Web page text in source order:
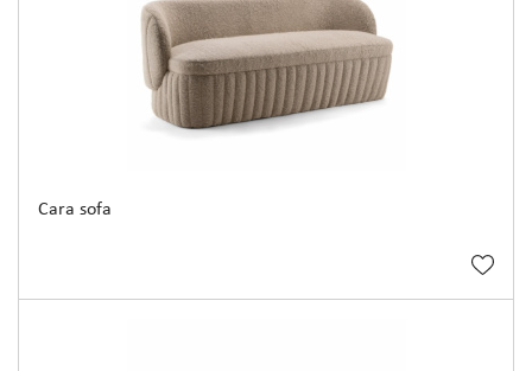
Cara sofa